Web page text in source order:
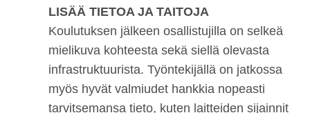
LISÄÄ TIETOA JA TAITOJA
Koulutuksen jälkeen osallistujilla on selkeä
mielikuva kohteesta sekä siellä olevasta
infrastruktuurista. Työntekijällä on jatkossa
myös hyvät valmiudet hankkia nopeasti
tarvitsemansa tieto, kuten laitteiden sijainnit